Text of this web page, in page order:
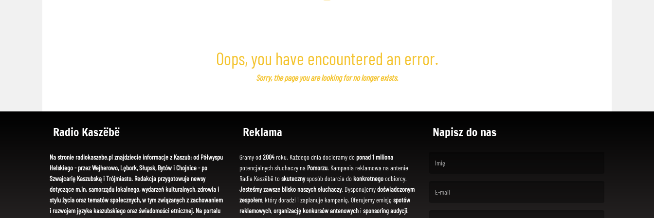
Oops, you have encountered an error.
Sorry, the page you are looking for no longer exists.
Radio Kaszëbë
Na stronie radiokaszebe.pl znajdziecie informacje z Kaszub: od Półwyspu
Helskiego - przez Wejherowo, Lębork, Słupsk, Bytów i Chojnice - po
Szwajcarię Kaszubską i Trójmiasto. Redakcja przygotowuje newsy
dotyczące m.in. samorządu lokalnego, wydarzeń kulturalnych, zdrowia i
stylu życia oraz tematów społecznych, w tym związanych z zachowaniem
i rozwojem języka kaszubskiego oraz świadomości etnicznej. Na portalu
Reklama
Gramy od 2004roku. Każdego dnia docieramy do ponad 1 miliona
potencjalnych słuchaczy na Pomorzu. Kampania reklamowa na antenie
Radia Kaszëbë toskutecznysposób dotarcia dokonkretnegoodbiorcy.
Jesteśmy zawsze blisko naszych słuchaczy. Dysponujemydoświadczonym
zespołem, który doradzi i zaplanuje kampanię. Oferujemy emisję spotów
reklamowych,organizację konkursów antenowychi sponsoring audycji.
Napisz do nas